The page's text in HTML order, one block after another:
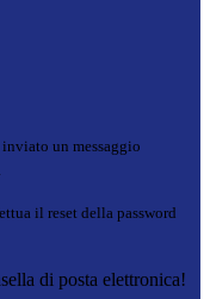
inviato un messaggio
il reset della password
di posta elettronica!